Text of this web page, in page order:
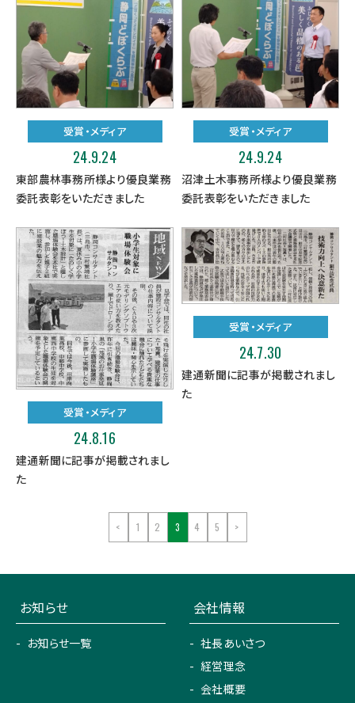
受賞・メディア
24.9.24
東部農林事務所様より優良業務
委託表彰をいただきました
受賞・メディア
24.9.24
沼津土木事務所様より優良業務
委託表彰をいただきました
受賞・メディア
24.8.16
建通新聞に記事が掲載されまし
た
受賞・メディア
24.7.30
建通新聞に記事が掲載されまし
た
< 1 2 3 4 5 >
お知らせ
お知らせ一覧
会社情報
社長あいさつ
経営理念
会社概要